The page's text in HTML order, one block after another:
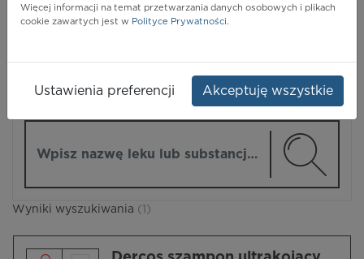
Wyniki wyszukiwania (1)
Więcej informacji na temat przetwarzania danych osobowych i plikach
cookie zawartych jest w Polityce Prywatności.
Ustawienia preferencji Akceptuję wszystkie